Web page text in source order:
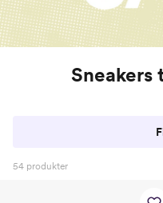
Sneakers
54 produkter